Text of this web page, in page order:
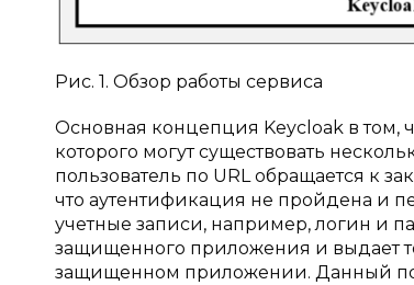
Рис. 1. Обзор работы сервиса
Основная концепция Kеyсloak в том,
которого могут существовать
пользователь по URL обращается к
что аутентификация не пройдена и
учетные записи, например, логин и
защищенного приложения и выдает
защищенном приложении. Данный